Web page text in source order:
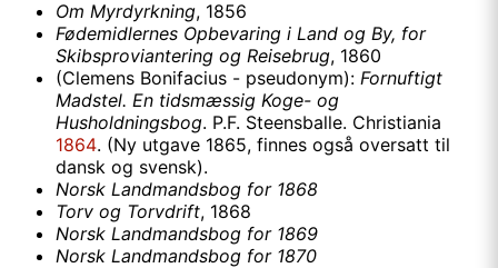
Om Myrdyrkning, 1856
Fødemidlernes Opbevaring i Land og By, for
Skibsproviantering og Reisebrug, 1860
(Clemens Bonifacius - pseudonym): Fornuftigt
Madstel. En tidsmæssig Koge- og
Husholdningsbog. P.F. Steensballe. Christiania
1864. (Ny utgave 1865, finnes også oversatt til
dansk og svensk).
Norsk Landmandsbog for 1868
Torv og Torvdrift, 1868
Norsk Landmandsbog for 1869
Norsk Landmandsbog for 1870